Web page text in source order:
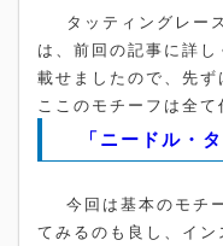
タッティングレー
は、前回の記事に詳
載せましたので、先ず
ここのモチーフは全
「ニードル・
今回は基本のモチ
てみるのも良し、イ